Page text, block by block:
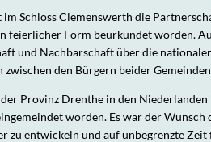
im Schloss Clemenswerth die
feierlicher Form beurkundet worden.
und Nachbarschaft über die
zwischen den Bürgern beider
Provinz Drenthe in den Niederlanden
worden. Es war der
zu entwickeln und auf unbegrenzte Zeit